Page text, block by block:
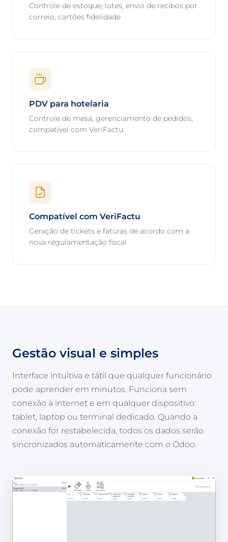
Controle de estoque, lotes, envio de recibos por
correio, cartões fidelidade
PDV para hotelaria
Controle de mesa, gerenciamento de pedidos,
compatível com VeriFactu
Compatível com VeriFactu
Geração de tickets e faturas de acordo com a
nova regulamentação fiscal
Gestão visual e simples
Interface intuitiva e tátil que qualquer funcionário
pode aprender em minutos. Funciona sem
conexão à internet e em qualquer dispositivo:
tablet, laptop ou terminal dedicado. Quando a
conexão for restabelecida, todos os dados serão
sincronizados automaticamente com o Odoo.